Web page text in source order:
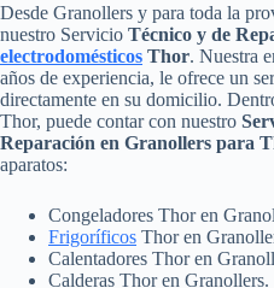
Desde Granollers y para toda la
nuestro Servicio Técnico y de
electrodomésticos Thor. Nuestra
años de experiencia, le ofrece un
directamente en su domicilio.
Thor, puede contar con nuestro
Reparación en Granollers para
aparatos:
Congeladores Thor en
Frigoríficos Thor en
Calentadores Thor en
Calderas Thor en Granollers.